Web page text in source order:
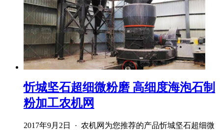
忻城坚石超细微粉磨 高细度海泡石制
粉加工农机网
2017年9月2日 · 农机网为您推荐的产品忻城坚石超细微